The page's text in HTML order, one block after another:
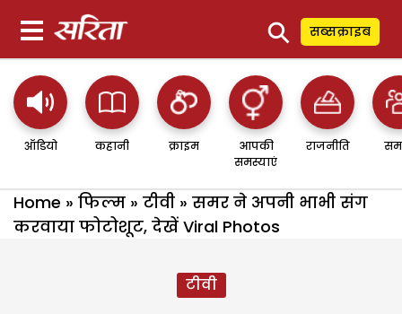
⚲ सब्सक्राइब
ऑडियो कहानी क्राइम
आपकी
समस्याएं
राजनीति
Home » फिल्म » टीवी » समर ने अपनी भाभी संग
करवाया फोटोशूट, देखें Viral Photos
टीवी